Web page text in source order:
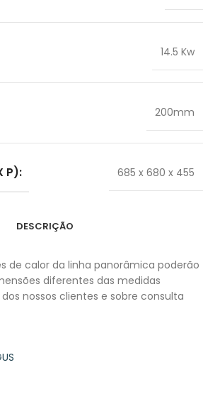
14.5 Kw
200mm
P): 685 x 680 x 455
DESCRIÇÃO
de calor da linha panorâmica poderão
diferentes das medidas
nossos clientes e sobre consulta